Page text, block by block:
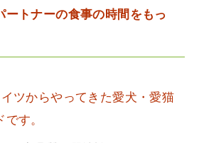
ートナーの食事の時間をもっ
ツからやってきた愛犬・愛猫
す。